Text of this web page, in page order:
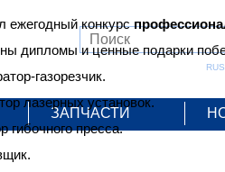
RUS
ЗАПЧАСТИ
ежегодный конкурс
дипломы и ценные подарки
газорезчик.
лазерных установок.
гибочного пресса.